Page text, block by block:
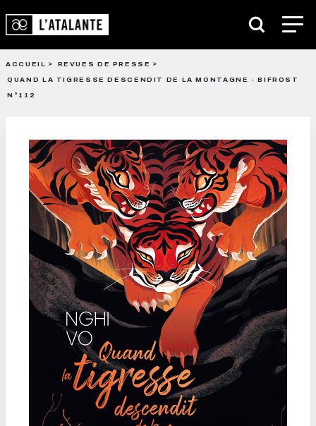
ACCUEIL
REVUES DE PRESSE
QUAND LA TIGRESSE DESCENDIT DE LA MONTAGNE - BIFROST
N°112